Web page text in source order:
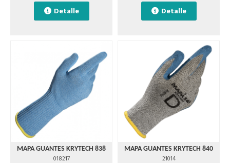
Detalle Detalle
MAPA GUANTES KRYTECH 838
018217
MAPA GUANTES KRYTECH 840
21014